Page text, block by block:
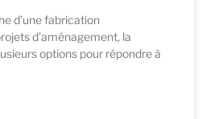
d’une fabrication
d’aménagement, la
options pour répondre à